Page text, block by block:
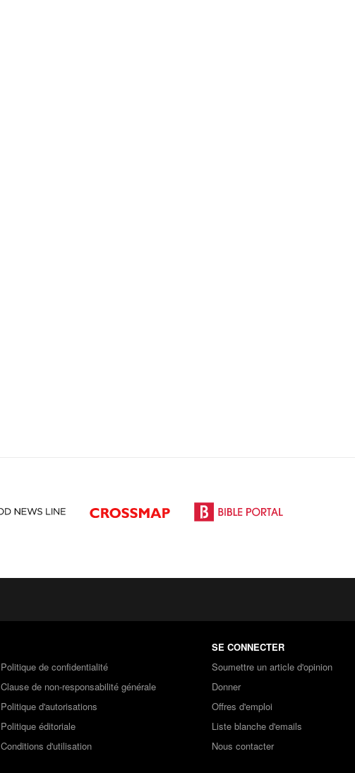
Politique de confidentialité
Clause de non-responsabilité générale
Politique d'autorisations
Politique éditoriale
Conditions d'utilisation
SE CONNECTER
Soumettre un article d'opinion
Donner
Offres d'emploi
Liste blanche d'emails
Nous contacter